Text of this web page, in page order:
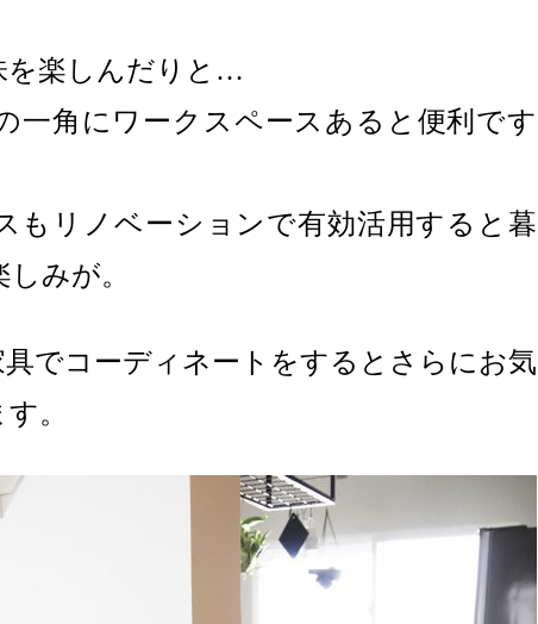
を楽しんだりと…
一角にワークスペースあると便利です
もリノベーションで有効活用すると暮
みが。
でコーディネートをするとさらにお気
。